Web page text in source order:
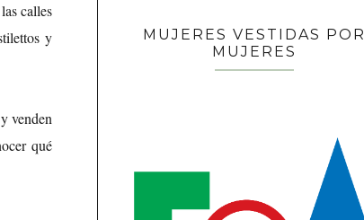
calles
y
venden
qué
MUJERES VESTIDAS POR
MUJERES